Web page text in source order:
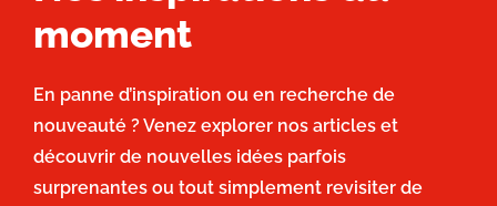
moment
En panne d’inspiration ou en recherche de
nouveauté ? Venez explorer nos articles et
découvrir de nouvelles idées parfois
surprenantes ou tout simplement revisiter de